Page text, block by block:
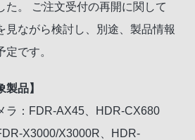
た。 ご注文受付の再開に関して
見ながら検討し、別途、製品情報
です。
品】
ラ：FDR-AX45、HDR-CX680
X3000/X3000R、HDR-